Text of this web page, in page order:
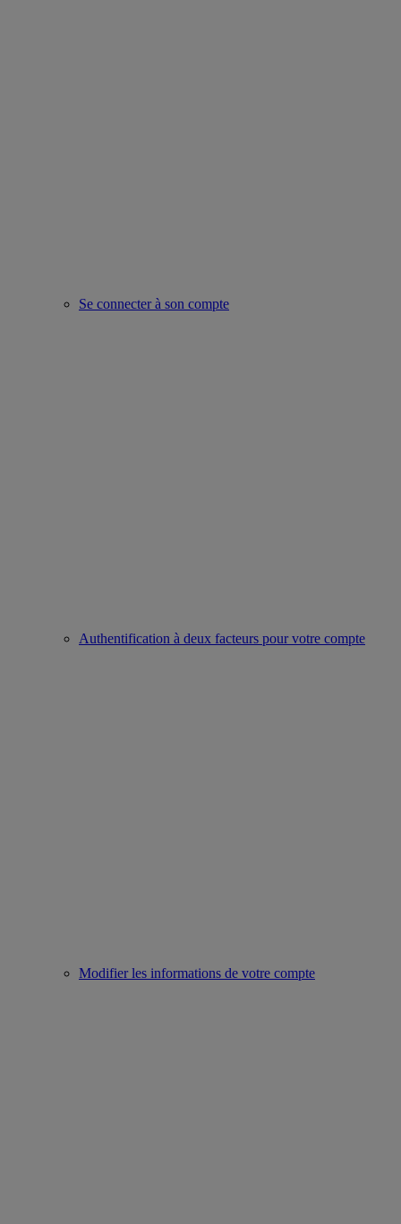
Se connecter à son compte
Authentification à deux facteurs pour votre compte
Modifier les informations de votre compte